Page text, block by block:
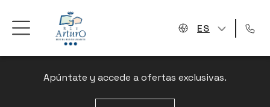
ES
NEWSLETTER
Apúntate y accede a ofertas exclusivas.